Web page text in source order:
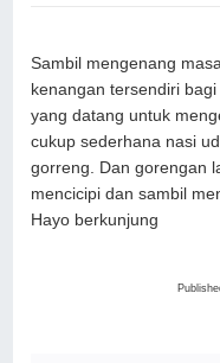
Sambil mengenang
kenangan tersendiri
yang datang untuk
cukup sederhana nasi
gorreng. Dan gorengan
mencicipi dan sambil
Hayo berkunjung